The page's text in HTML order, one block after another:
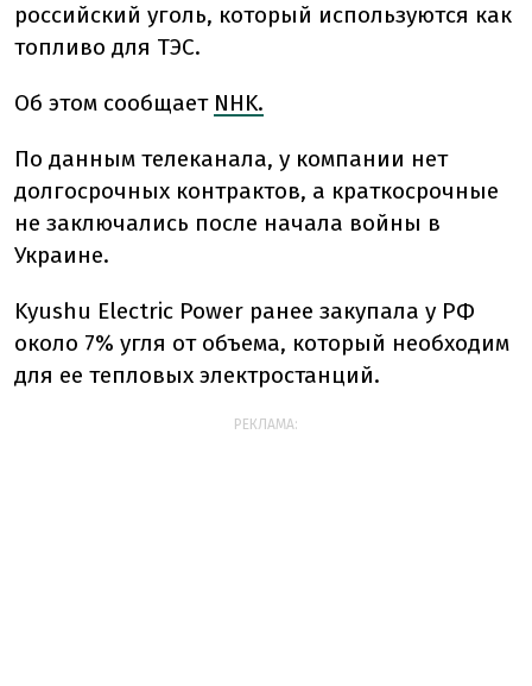
российский уголь, который используются как
топливо для ТЭС.
Об этом сообщает NHK.
По данным телеканала, у компании нет
долгосрочных контрактов, а краткосрочные
не заключались после начала войны в
Украине.
Kyushu Electric Power ранее закупала у РФ
около 7% угля от объема, который необходим
для ее тепловых электростанций.
РЕКЛАМА: